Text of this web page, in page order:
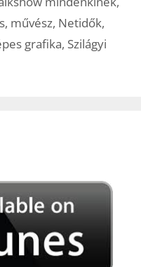
, művész, Netidők,
grafika, Szilágyi